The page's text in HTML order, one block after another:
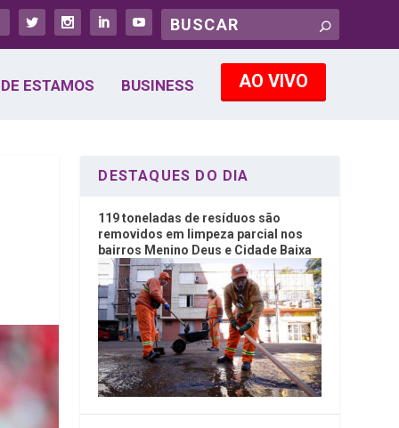
ESTAMOS BUSINESS AO VIVO
DESTAQUES DO DIA
119 toneladas de resíduos são
removidos em limpeza parcial nos
bairros Menino Deus e Cidade Baixa